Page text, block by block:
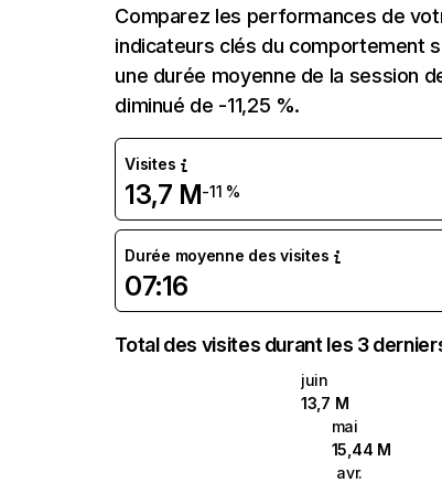
Comparez les performances de
indicateurs clés du comportement
une durée moyenne de la session
diminué de -11,25 %.
Visites
13,7 M-11 %
Durée moyenne des visites
07:16
Total des visites durant les 3
juin
13,7 M
mai
15,44 M
avr.